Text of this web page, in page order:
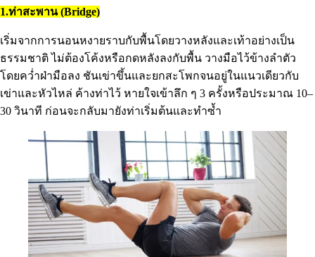
1.ท่าสะพาน (Bridge)
เริ่มจากการนอนหงายราบกับพื้นโดยวางหลังและเท้าอย่างเป็น
ธรรมชาติ ไม่ต้องโค้งหรือกดหลังลงกับพื้น วางมือไว้ข้างลำตัว
โดยคว่ำฝ่ามือลง ชันเข่าขึ้นและยกสะโพกจนอยู่ในแนวเดียวกับ
เข่าและหัวไหล่ ค้างท่าไว้ หายใจเข้าลึก ๆ 3 ครั้งหรือประมาณ 10–
30 วินาที ก่อนจะกลับมายังท่าเริ่มต้นและทำซ้ำ